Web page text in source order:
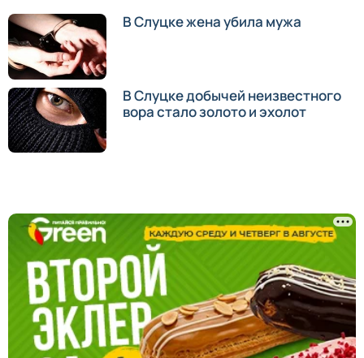
В Слуцке жена убила мужа
В Слуцке добычей неизвестного
вора стало золото и эхолот